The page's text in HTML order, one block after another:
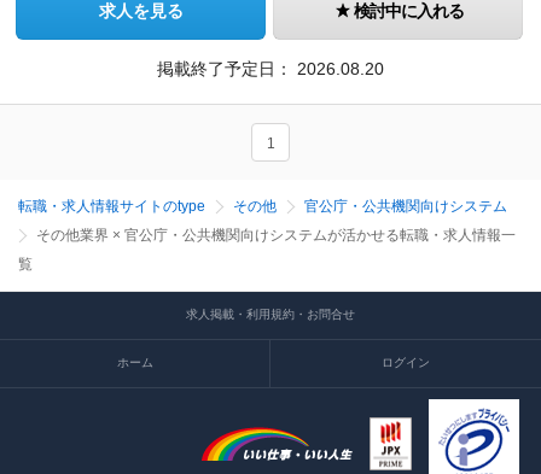
求人を見る 検討中に入れる
掲載終了予定日： 2026.08.20
1
転職・求人情報サイトのtype その他
官公庁・公共機関向けシステム
その他業界 × 官公庁・公共機関向けシステムが活かせる転職・求人情報一
覧
求人掲載・利用規約・お問合せ
ホーム ログイン